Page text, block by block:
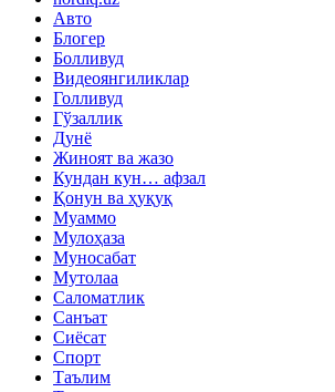
Авто
Блогер
Болливуд
Видеоянгиликлар
Голливуд
Гўзаллик
Дунё
Жиноят ва жазо
Кундан кун… афзал
Қонун ва ҳуқуқ
Муаммо
Мулоҳаза
Муносабат
Мутолаа
Саломатлик
Санъат
Сиёсат
Спорт
Таълим